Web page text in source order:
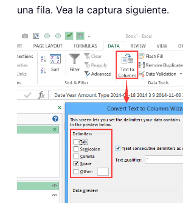
una fila. Vea la captura siguiente.